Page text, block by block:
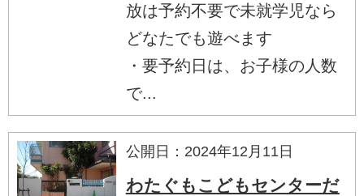
放は予約不要で未就学児なら
どなたでも遊べます
・要予約日は、お子様の人数
で...
公開日：2024年12月11日
わたぐもこどもセンターだ